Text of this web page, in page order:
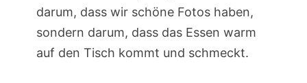
darum, dass wir schöne Fotos haben,
sondern darum, dass das Essen warm
auf den Tisch kommt und schmeckt.